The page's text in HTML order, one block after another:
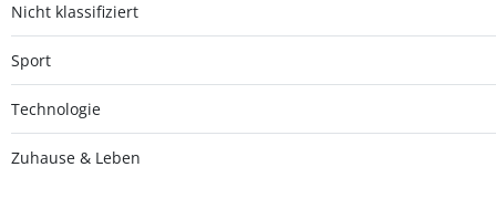
Nicht klassifiziert
Sport
Technologie
Zuhause & Leben